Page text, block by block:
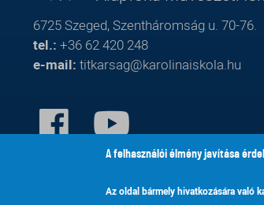
6725 Szeged, Szentháromság u. 70-76.
tel.: +36 62 420 248
e-mail: titkarsag@karolinaiskola.hu
YOUTUBE
©
A felhasználói élmény javítása
Az oldal bármely hivatkozására való